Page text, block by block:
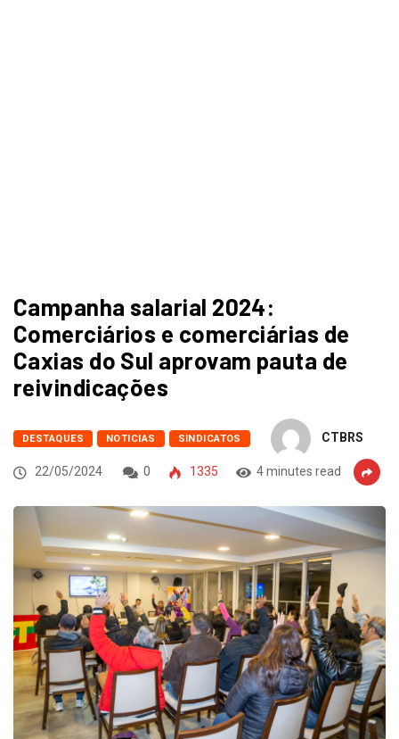
Campanha salarial 2024:
Comerciários e comerciárias de
Caxias do Sul aprovam pauta de
reivindicações
DESTAQUES NOTICIAS SINDICATOS CTBRS
22/05/2024 0 1335 4 minutes read